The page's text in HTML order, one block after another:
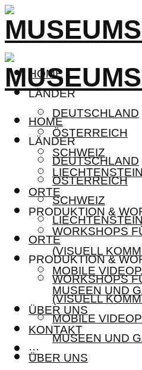
HOME
LÄNDER
DEUTSCHLAND
ÖSTERREICH
SCHWEIZ
LIECHTENSTEIN
ORTE
PRODUKTION &
WORKSHOPS
(VISUELL
MOBILE
MUSEEN UND
ÜBER UNS
KONTAKT
···
HOME
LÄNDER
DEUTSCHLAND
ÖSTERREICH
SCHWEIZ
LIECHTENSTEIN
ORTE
PRODUKTION &
WORKSHOPS
(VISUELL
MOBILE
MUSEEN UND
ÜBER UNS